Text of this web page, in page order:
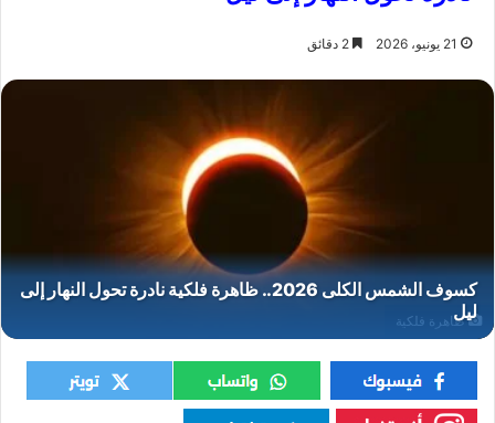
21 يونيو، 2026
ظاهرة فلكية